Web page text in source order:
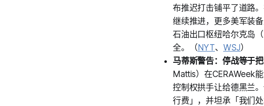
布推迟打击铺平了道路
继续推进，更多美军装
石油出口枢纽哈尔克岛
全。（NYT、 WSJ）
马蒂斯警告：停战等于
Mattis）在CERAWeek
控制权拱手让给德黑兰
行费」，并坦承「我们